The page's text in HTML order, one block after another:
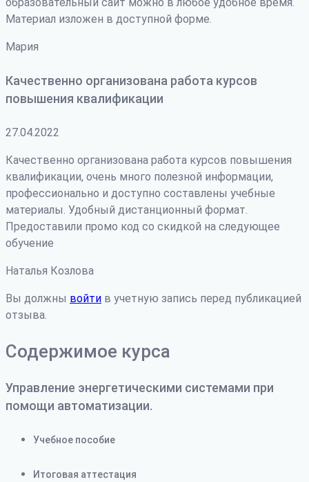
Материал изложен в доступной форме.
Мария
Качественно организована работа курсов
повышения квалификации
27.04.2022
Качественно организована работа курсов повышения
квалификации, очень много полезной информации,
профессионально и доступно составлены учебные
материалы. Удобный дистанционный формат.
Предоставили промо код со скидкой на следующее
обучение
Наталья Козлова
Вы должны войти в учетную запись перед публикацией
отзыва.
Содержимое курса
Управление энергетическими системами при
помощи автоматизации.
Учебное пособие
Итоговая аттестация